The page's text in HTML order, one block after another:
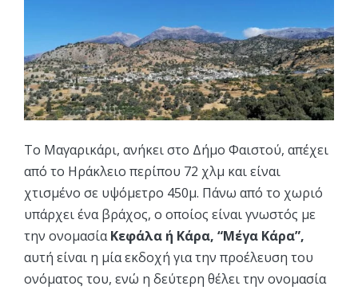
Το Μαγαρικάρι, ανήκει στο Δήμο Φαιστού, απέχει
από το Ηράκλειο περίπου 72 χλμ και είναι
χτισμένο σε υψόμετρο 450μ. Πάνω από το χωριό
υπάρχει ένα βράχος, ο οποίος είναι γνωστός με
την ονομασίαΚεφάλα ή Κάρα, “Μέγα Κάρα”,
αυτή είναι η μία εκδοχή για την προέλευση του
ονόματος του, ενώ η δεύτερη θέλει την ονομασία